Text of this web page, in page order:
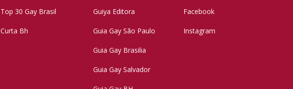
Top 30 Gay Brasil
Curta Bh
Guiya Editora
Guia Gay São Paulo
Guia Gay Brasilia
Guia Gay Salvador
Facebook
Instagram